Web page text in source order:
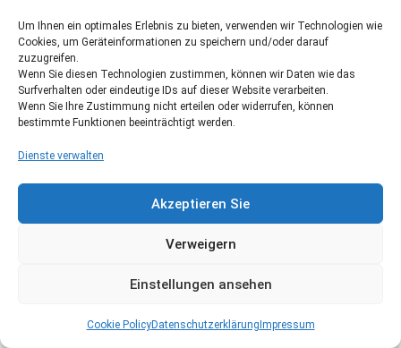
Um Ihnen ein optimales Erlebnis zu bieten, verwenden wir Technologien wie
Cookies, um Geräteinformationen zu speichern und/oder darauf
zuzugreifen.
Wenn Sie diesen Technologien zustimmen, können wir Daten wie das
Surfverhalten oder eindeutige IDs auf dieser Website verarbeiten.
Wenn Sie Ihre Zustimmung nicht erteilen oder widerrufen, können
bestimmte Funktionen beeinträchtigt werden.
Dienste verwalten
Akzeptieren Sie
Verweigern
Einstellungen ansehen
Cookie PolicyDatenschutzerklärung Impressum